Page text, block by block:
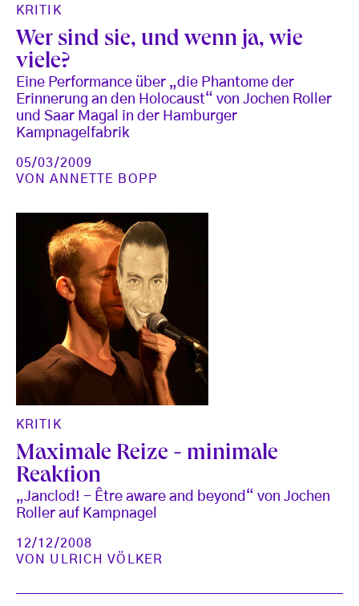
KRITIK
Wer sind sie, und wenn ja, wie
viele?
Eine Performance über „die Phantome der
Erinnerung an den Holocaust“ von Jochen Roller
und Saar Magal in der Hamburger
Kampnagelfabrik
05/03/2009
VONANNETTE BOPP
KRITIK
Maximale Reize - minimale
Reaktion
„Janclod! - Être aware and beyond“ von Jochen
Roller auf Kampnagel
12/12/2008
VON ULRICH VÖLKER